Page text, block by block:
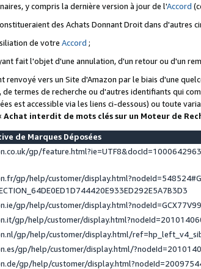
y compris la dernière version à jour de l'Accord
des Achats Donnant Droit dans d'autres
de votre Accord ;
fait l'objet d'une annulation, d'un retour ou d'un
renvoyé vers un Site d'Amazon par le biais d'une
de termes de recherche ou d'autres identifiants qui
est accessible via les liens ci-dessous) ou toute
Achat interdit de mots clés sur un Moteur de
de Marques Déposées
gp/feature.html?ie=UTF8&docId=1000642963
gp/help/customer/
gp/help/customer/
gp/help/customer/
gp/help/customer/display.html/
gp/help/customer/display.html/
gp/help/customer/